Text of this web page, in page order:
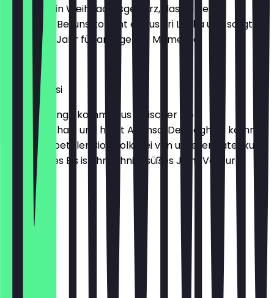
ist er nur ein Weihnachtsgewürz, das im Regal
verstaubt. Bei uns kommt er aus Sri Lanka und sorgt
das ganze Jahr für anregende Momente.
Mango Lassi
Unsere Mango kommt aus indischer Bio-
Landwirtschaft und heißt Alfonso. Der Joghurt kommt
aus der Lobetaler Bio-Molkerei von unserer Patenkuh
Rosa. Dieses Eis ist ihr sahnig-süßes Joint Venture.
2,30 €